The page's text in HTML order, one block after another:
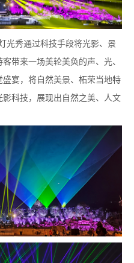
秀通过科技手段将光影、景
带来一场美轮美奂的声、光、
宴，将自然美景、柘荣当地特
科技，展现出自然之美、人文